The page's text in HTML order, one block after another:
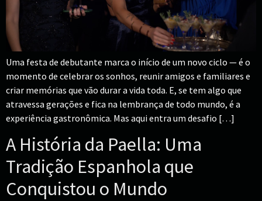
Uma festa de debutante marca o início de um novo ciclo — é o
momento de celebrar os sonhos, reunir amigos e familiares e
criar memórias que vão durar a vida toda. E, se tem algo que
atravessa gerações e fica na lembrança de todo mundo, é a
experiência gastronômica. Mas aqui entra um desafio […]
A História da Paella: Uma
Tradição Espanhola que
Conquistou o Mundo